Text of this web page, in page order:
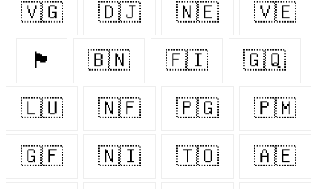
🇻🇬 🇩🇯 🇳🇪 🇻🇪
🏴󠁧󠁢󠁷󠁬󠁳󠁿 🇧🇳 🇫🇮 🇬🇶
🇱🇺 🇳🇫 🇵🇬 🇵🇲
🇬🇫 🇳🇮 🇹🇴 🇦🇪